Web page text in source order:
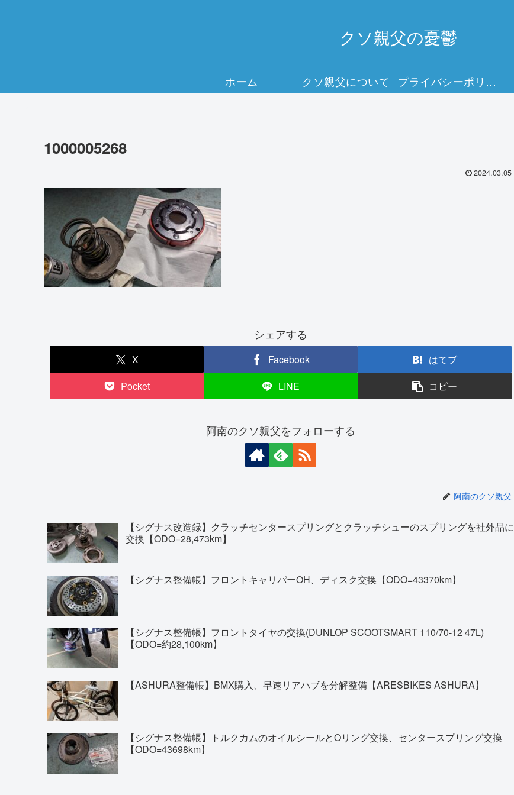
クソ親父の憂鬱
ホーム クソ親父について プライバシーポリシー
1000005268
2024.03.05
シェアする
X Facebook
はてブ
Pocket
LINE コピー
阿南のクソ親父をフォローする
阿南のクソ親父
【シグナス改造録】クラッチセンタースプリングとクラッチシューのスプリングを社外品に
交換【ODO=28,473km】
【シグナス整備帳】フロントキャリパーOH、ディスク交換【ODO=43370km】
【シグナス整備帳】フロントタイヤの交換(DUNLOP SCOOTSMART 110/70-12 47L)
【ODO=約28,100km】
【ASHURA整備帳】BMX購入、早速リアハブを分解整備【ARESBIKES ASHURA】
【シグナス整備帳】トルクカムのオイルシールとOリング交換、センタースプリング交換
【ODO=43698km】